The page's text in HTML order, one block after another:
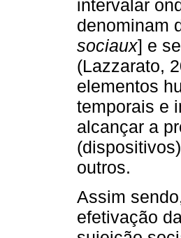
intervalar
denominam
sociaux] e
(Lazzarato,
elementos
temporais e
alcançar a
outros.
Assim
efetivação